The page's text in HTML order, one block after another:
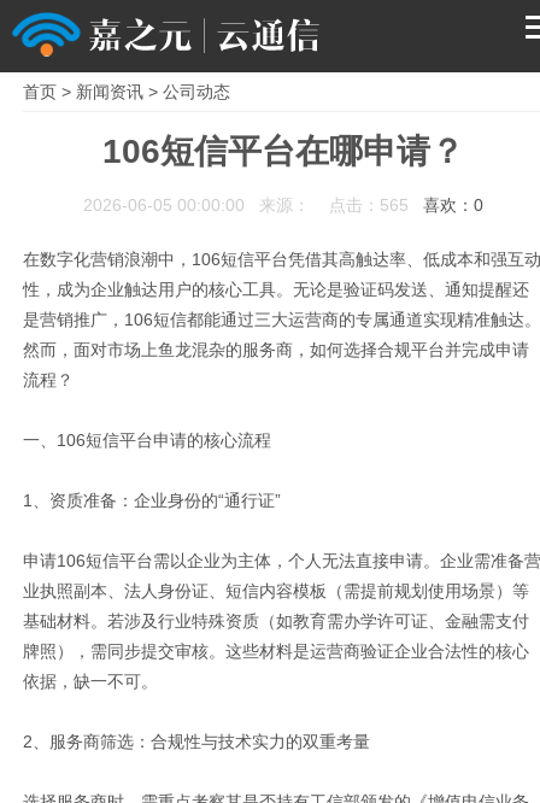
解决方案
服务支持
首页> 新闻资讯> 公司动态
106短信平台在哪申请？
2026-06-05 00:00:00 来源： 点击：565喜欢：0
在数字化营销浪潮中，106短信平台凭借其高触达率、低成本和强互动
性，成为企业触达用户的核心工具。无论是验证码发送、通知提醒还
是营销推广，106短信都能通过三大运营商的专属通道实现精准触达。
然而，面对市场上鱼龙混杂的服务商，如何选择合规平台并完成申请
流程？
一、106短信平台申请的核心流程
1、资质准备：企业身份的“通行证”
申请106短信平台需以企业为主体，个人无法直接申请。企业需准备营
业执照副本、法人身份证、短信内容模板（需提前规划使用场景）等
基础材料。若涉及行业特殊资质（如教育需办学许可证、金融需支付
牌照），需同步提交审核。这些材料是运营商验证企业合法性的核心
依据，缺一不可。
2、服务商筛选：合规性与技术实力的双重考量